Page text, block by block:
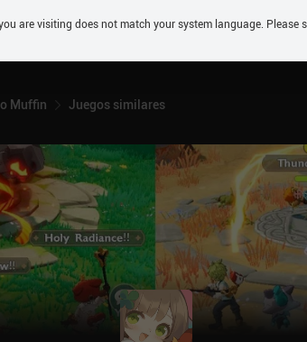
PRÓXIMOS
Muffin Juegos similares
are visiting does not match your system language. Please